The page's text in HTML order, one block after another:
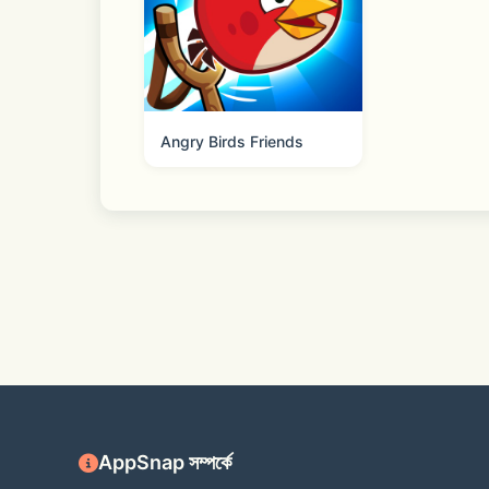
- Payments will be charged to your
Angry Birds Friends
AppSnap সম্পর্কে